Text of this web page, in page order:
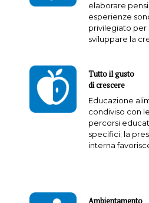
elaborare
esperienze
privilegiato per
sviluppare la
Tutto il gusto
di crescere
Educazione
condiviso con
percorsi
specifici; la
interna
Ambientamento